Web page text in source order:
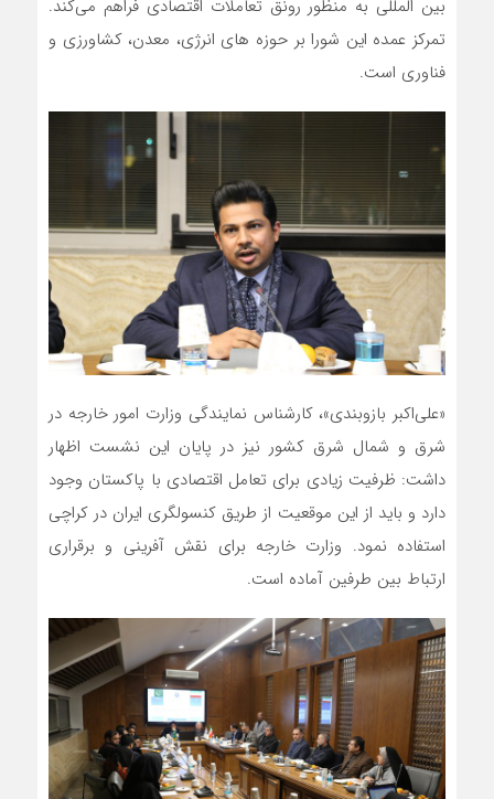
بین المللی به منظور رونق تعاملات اقتصادی فراهم می‌کند.
تمرکز عمده این شورا بر حوزه های انرژی، معدن، کشاورزی و
فناوری است.
«علی‌اکبر بازوبندی»، کارشناس نمایندگی وزارت امور خارجه در
شرق و شمال شرق کشور نیز در پایان این نشست اظهار
داشت: ظرفیت زیادی برای تعامل اقتصادی با پاکستان وجود
دارد و باید از این موقعیت از طریق کنسولگری ایران در کراچی
استفاده نمود. وزارت خارجه برای نقش آفرینی و برقراری
ارتباط بین طرفین آماده است.